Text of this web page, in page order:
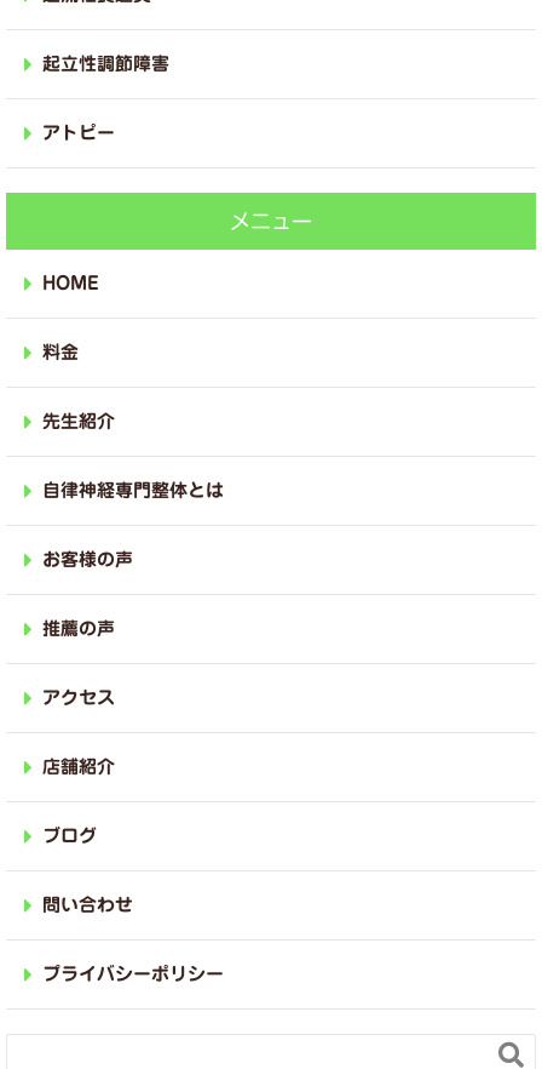
起立性調節障害
アトピー
メニュー
HOME
料金
先生紹介
自律神経専門整体とは
お客様の声
推薦の声
アクセス
店舗紹介
ブログ
問い合わせ
プライバシーポリシー
